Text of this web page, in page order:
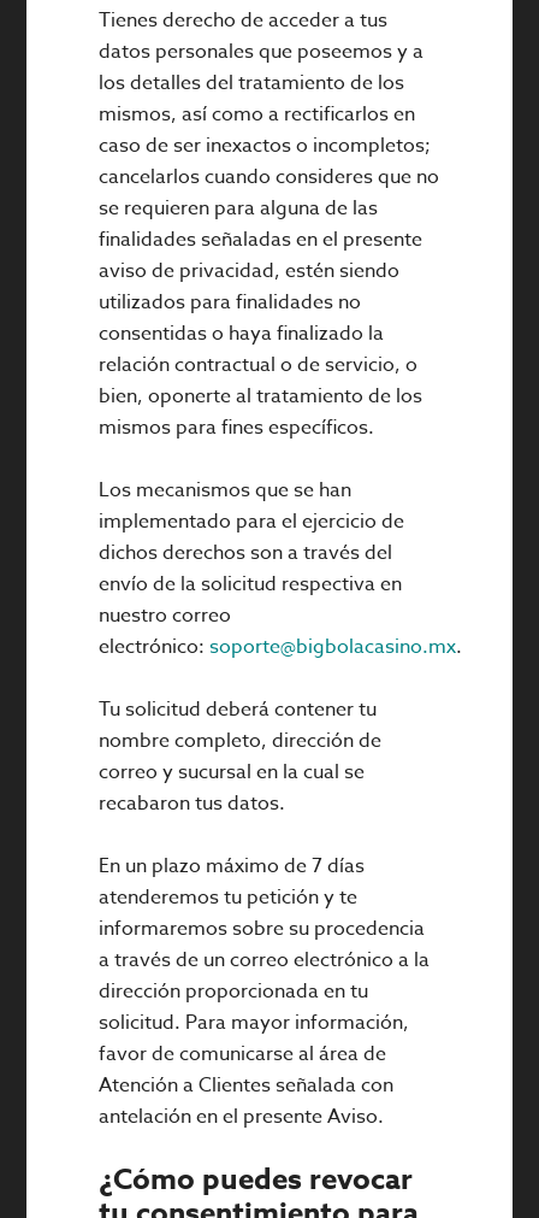
Tienes derecho de acceder a tus
datos personales que poseemos y a
los detalles del tratamiento de los
mismos, así como a rectificarlos en
caso de ser inexactos o incompletos;
cancelarlos cuando consideres que no
se requieren para alguna de las
finalidades señaladas en el presente
aviso de privacidad, estén siendo
utilizados para finalidades no
consentidas o haya finalizado la
relación contractual o de servicio, o
bien, oponerte al tratamiento de los
mismos para fines específicos.
Los mecanismos que se han
implementado para el ejercicio de
dichos derechos son a través del
envío de la solicitud respectiva en
nuestro correo
electrónico:soporte@bigbolacasino.mx.
Tu solicitud deberá contener tu
nombre completo, dirección de
correo y sucursal en la cual se
recabaron tus datos.
En un plazo máximo de 7 días
atenderemos tu petición y te
informaremos sobre su procedencia
a través de un correo electrónico a la
dirección proporcionada en tu
solicitud. Para mayor información,
favor de comunicarse al área de
Atención a Clientes señalada con
antelación en el presente Aviso.
¿Cómo puedes revocar